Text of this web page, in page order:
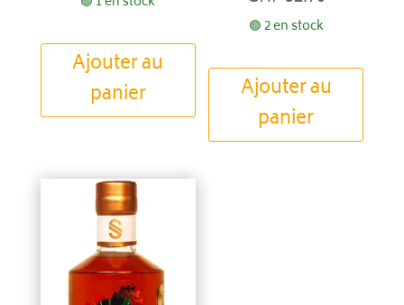
Ajouter au
panier
🟢 2 en stock
Ajouter au
panier